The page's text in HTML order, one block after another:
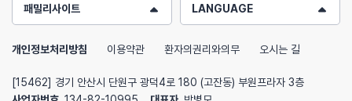
패밀리사이트 LANGUAGE
개인정보처리방침 이용약관 환자의권리와의무 오시는 길
[15462] 경기 안산시 단원구 광덕4로 180 (고잔동) 부원프라자 3층